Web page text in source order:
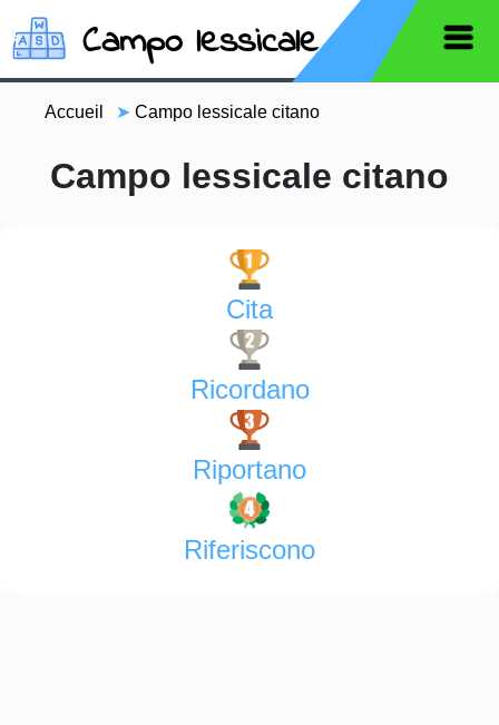
Campo lessicale
Accueil ➤ Campo lessicale citano
Campo lessicale citano
Cita
Ricordano
Riportano
Riferiscono